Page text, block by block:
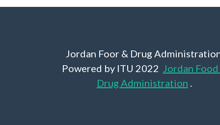
Jordan Foor & Drug
Powered by ITU 2022 Jordan
Drug Administration .